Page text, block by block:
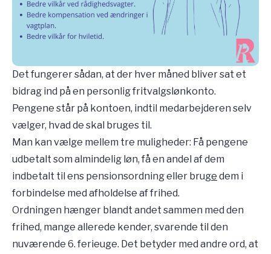
Det fungerer sådan, at der hver måned bliver sat et
bidrag ind på en personlig fritvalgslønkonto.
Pengene står på kontoen, indtil medarbejderen selv
vælger, hvad de skal bruges til.
Man kan vælge mellem tre muligheder: Få pengene
udbetalt som almindelig løn, få en andel af dem
indbetalt til ens pensionsordning eller bruge dem i
forbindelse med afholdelse af frihed.
Ordningen hænger blandt andet sammen med den
frihed, mange allerede kender, svarende til den
nuværende 6. ferieuge. Det betyder med andre ord, at